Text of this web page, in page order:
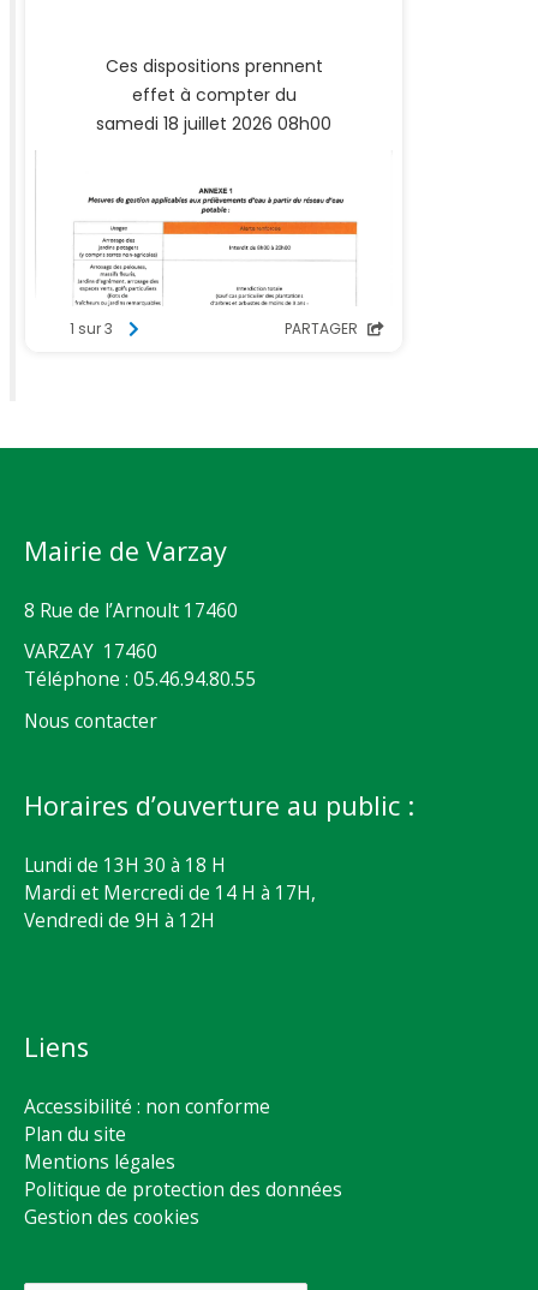
Mairie de Varzay
8 Rue de l’Arnoult 17460
VARZAY 17460
Téléphone : 05.46.94.80.55
Nous contacter
Horaires d’ouverture au public :
Lundi de 13H 30 à 18 H
Mardi et Mercredi de 14 H à 17H,
Vendredi de 9H à 12H
Liens
Accessibilité : non conforme
Plan du site
Mentions légales
Politique de protection des données
Gestion des cookies